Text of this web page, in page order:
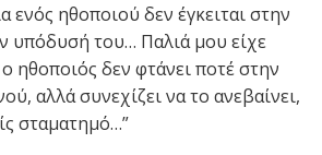
ενός ηθοποιού δεν έγκειται στην
υπόδυσή του… Παλιά μου είχε
ηθοποιός δεν φτάνει ποτέ στην
αλλά συνεχίζει να το ανεβαίνει,
σταματημό…”